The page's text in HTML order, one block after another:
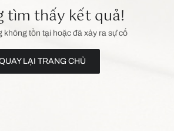
tìm thấy kết quả!
không tồn tại hoặc đã xảy ra sự cố
LẠI TRANG CHỦ